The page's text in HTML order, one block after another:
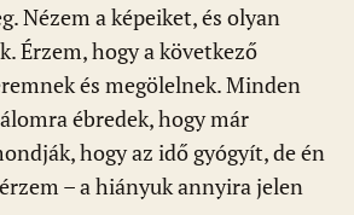
Nézem a képeiket, és olyan
Érzem, hogy a következő
és megölelnek. Minden
ébredek, hogy már
hogy az idő gyógyít, de én
– a hiányuk annyira jelen